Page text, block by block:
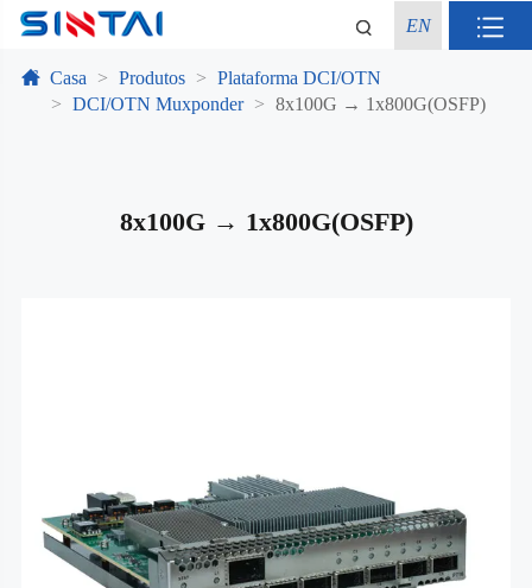
EN
Casa Produtos
Plataforma DCI/OTN
DCI/OTN Muxponder
8x100G → 1x800G(OSFP)
8x100G → 1x800G(OSFP)